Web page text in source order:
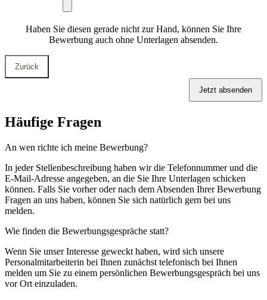
Haben Sie diesen gerade nicht zur Hand, können Sie Ihre
Bewerbung auch ohne Unterlagen absenden.
Zurück
Jetzt absenden
Häufige Fragen
An wen richte ich meine Bewerbung?
In jeder Stellenbeschreibung haben wir die Telefonnummer und die
E-Mail-Adresse angegeben, an die Sie Ihre Unterlagen schicken
können. Falls Sie vorher oder nach dem Absenden Ihrer Bewerbung
Fragen an uns haben, können Sie sich natürlich gern bei uns
melden.
Wie finden die Bewerbungsgespräche statt?
Wenn Sie unser Interesse geweckt haben, wird sich unsere
Personalmitarbeiterin bei Ihnen zunächst telefonisch bei Ihnen
melden um Sie zu einem persönlichen Bewerbungsgespräch bei uns
vor Ort einzuladen.